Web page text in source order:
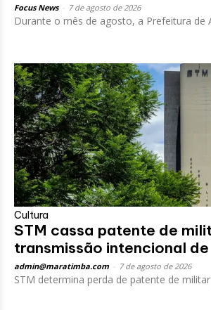
Focus News 7 de agosto de 2026
Durante o mês de agosto, a Prefeitura de
Cultura
STM cassa patente de
transmissão intencional de
admin@maratimba.com 7 de agosto de 2026
STM determina perda de patente de